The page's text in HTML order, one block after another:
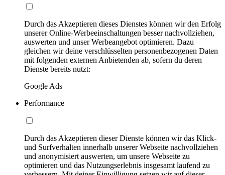
Durch das Akzeptieren dieses Dienstes können wir den Erfolg
unserer Online-Werbeeinschaltungen besser nachvollziehen,
auswerten und unser Werbeangebot optimieren. Dazu
gleichen wir deine verschlüsselten personenbezogenen Daten
mit folgenden externen Anbietenden ab, sofern du deren
Dienste bereits nutzt:
Google Ads
Performance
Durch das Akzeptieren dieser Dienste können wir das Klick-
und Surfverhalten innerhalb unserer Webseite nachvollziehen
und anonymisiert auswerten, um unsere Webseite zu
optimieren und das Nutzungserlebnis insgesamt laufend zu